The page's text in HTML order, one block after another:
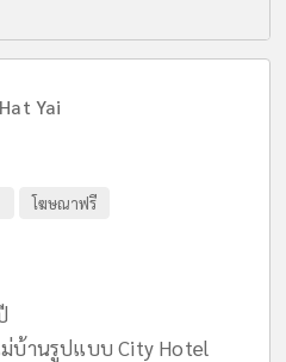
Yai
โฆษณาฟรี
บ้านรูปแบบ City Hotel